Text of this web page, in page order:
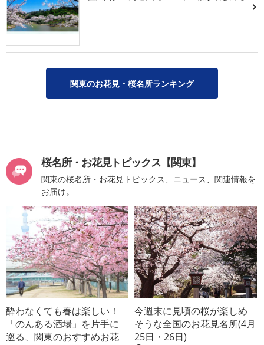
関東のお花見・桜名所ランキング
桜名所・お花見トピックス【関東】
関東の桜名所・お花見トピックス、ニュース、関連情報を
お届け。
酔わなくても春は楽しい！
「のんある酒場」を片手に
巡る、関東のおすすめお花
今週末に見頃の桜が楽しめ
そうな全国のお花見名所(4月
25日・26日)